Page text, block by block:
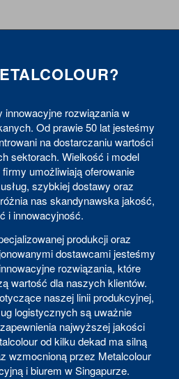
innowacyjne rozwiązania w
Od prawie 50 lat jesteśmy
na dostarczaniu wartości
sektorach. Wielkość i model
umożliwiają oferowanie
szybkiej dostawy oraz
nas skandynawska jakość,
i innowacyjność.
produkcji oraz
dostawcami jesteśmy
rozwiązania, które
wartość dla naszych klientów.
naszej linii produkcyjnej,
logistycznych są uważnie
najwyższej jakości
od kilku dekad ma silną
wzmocnioną przez Metalcolour
i biurem w Singapurze.